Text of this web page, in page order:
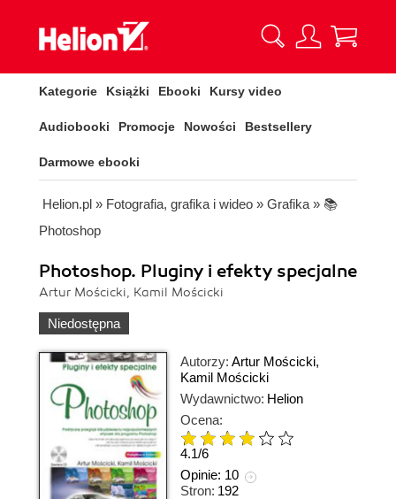
Kategorie Książki Ebooki Kursy video
Audiobooki Promocje Nowości Bestsellery
Darmowe ebooki
Helion.pl » Fotografia, grafika i wideo » Grafika » 📚
Photoshop
Photoshop. Pluginy i efekty specjalne
Artur Mościcki, Kamil Mościcki
Niedostępna
Autorzy: Artur Mościcki,
Kamil Mościcki
Wydawnictwo: Helion
Ocena:
4.1/6
Opinie: 10
Stron: 192